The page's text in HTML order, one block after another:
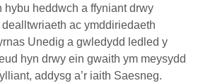
hybu heddwch a ffyniant drwy
ac ymddiriedaeth
Unedig a gwledydd ledled y
hyn drwy ein gwaith ym meysydd
addysg a’r iaith Saesneg.